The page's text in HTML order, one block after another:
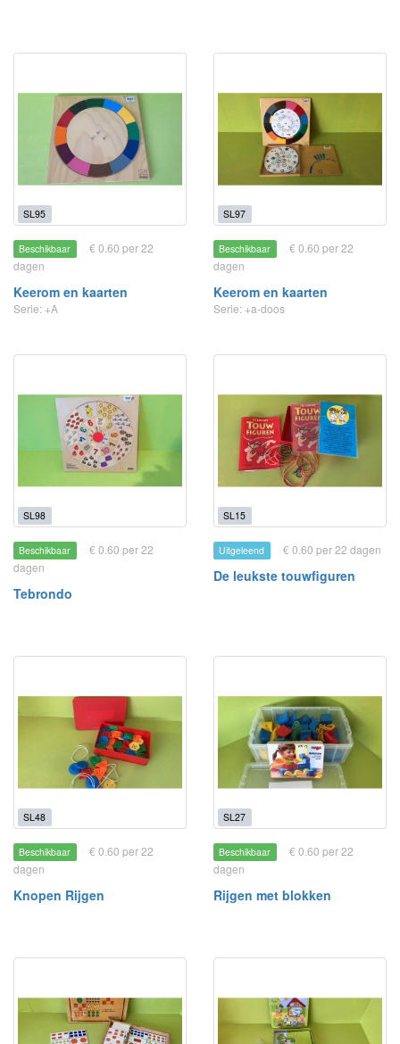
SL95
Beschikbaar
€ 0.60 per 22
dagen
Keerom en kaarten
Serie: +A
SL97
Beschikbaar
€ 0.60 per 22
dagen
Keerom en kaarten
Serie: +a-doos
SL98
Beschikbaar
€ 0.60 per 22
dagen
Tebrondo
SL15
Uitgeleend € 0.60 per 22 dagen
De leukste touwfiguren
SL48
Beschikbaar
€ 0.60 per 22
dagen
Knopen Rijgen
SL27
Beschikbaar
€ 0.60 per 22
dagen
Rijgen met blokken